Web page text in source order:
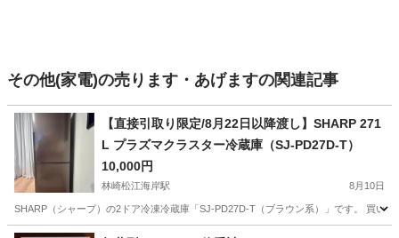
その他(家電)の売ります・あげますの関連記事
【直接引取り限定/8月22日以降渡し】SHARP 271
L プラズマクラスター冷蔵庫（SJ-PD27D-T）
10,000円
林崎松江海岸駅 8月10日
SHARP（シャープ）の2ドア冷凍冷蔵庫「SJ-PD27D-T（ブラウン系）」です。 買い